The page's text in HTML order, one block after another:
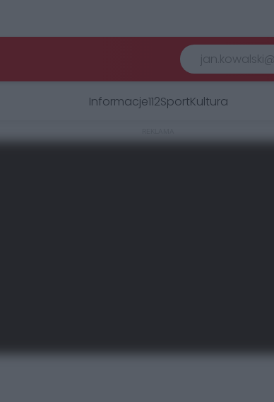
Informacje112SportKultura